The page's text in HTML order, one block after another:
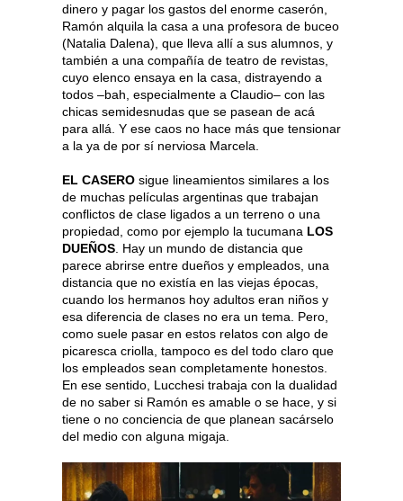
dinero y pagar los gastos del enorme caserón,
Ramón alquila la casa a una profesora de buceo
(Natalia Dalena), que lleva allí a sus alumnos, y
también a una compañía de teatro de revistas,
cuyo elenco ensaya en la casa, distrayendo a
todos –bah, especialmente a Claudio– con las
chicas semidesnudas que se pasean de acá
para allá. Y ese caos no hace más que tensionar
a la ya de por sí nerviosa Marcela.
EL CASERO sigue lineamientos similares a los
de muchas películas argentinas que trabajan
conflictos de clase ligados a un terreno o una
propiedad, como por ejemplo la tucumana LOS
DUEÑOS . Hay un mundo de distancia que
parece abrirse entre dueños y empleados, una
distancia que no existía en las viejas épocas,
cuando los hermanos hoy adultos eran niños y
esa diferencia de clases no era un tema. Pero,
como suele pasar en estos relatos con algo de
picaresca criolla, tampoco es del todo claro que
los empleados sean completamente honestos.
En ese sentido, Lucchesi trabaja con la dualidad
de no saber si Ramón es amable o se hace, y si
tiene o no conciencia de que planean sacárselo
del medio con alguna migaja.